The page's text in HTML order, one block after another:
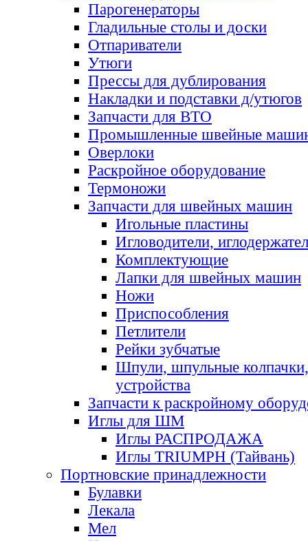
Парогенераторы
Гладильные столы и доски
Отпариватели
Утюги
Прессы для дублирования
Накладки и подставки д/утюгов
Запчасти для ВТО
Промышленные швейные
Оверлоки
Раскройное оборудование
Термоножи
Запчасти для швейных машин
Игольные пластины
Игловодители,
Комплектующие
Лапки для швейных машин
Ножи
Приспособления
Петлители
Рейки зубчатые
Шпули, шпульные
устройства
Запчасти к раскройному
Иглы для ШМ
Иглы РАСПРОДАЖА
Иглы TRIUMPH (Тайвань)
Портновские принадлежности
Булавки
Лекала
Мел